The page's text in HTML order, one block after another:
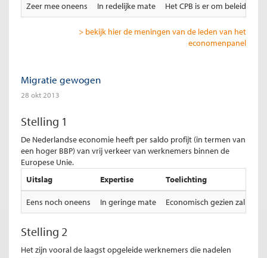
Zeer mee oneens In redelijke mate Het CPB is er om
> bekijk hier de meningen van de leden van het
economenpanel
Migratie gewogen
28 okt 2013
Stelling 1
De Nederlandse economie heeft per saldo profijt (in termen van
een hoger BBP) van vrij verkeer van werknemers binnen de
Europese Unie.
Uitslag
Expertise Toelichting
Eens noch oneens In geringe mate Economisch gezien zal het
Stelling 2
Het zijn vooral de laagst opgeleide werknemers die nadelen